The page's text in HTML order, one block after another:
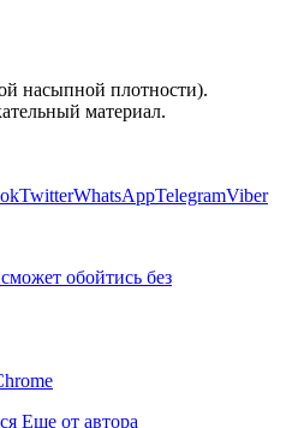
насыпной плотности).
материал.
TwitterWhatsAppTelegramViber
обойтись без
Еще от автора